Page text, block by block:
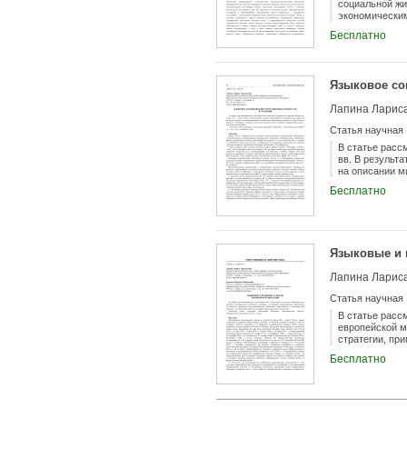
социальной
только с
отсутствуют,
Лейпцигского
научном и
отражающие
Бесплатно
Языковое
Лапина
Статья научная
В статье
вв. В
на описании
Бесплатно
Языковые и
Лапина
Статья научная
В статье
европейской
стратегии,
Бесплатно